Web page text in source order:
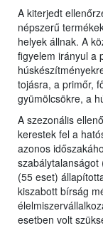
A kiterjedt
népszerű
helyek állnak. A
figyelem irányul a
tojásra, a primőr,
gyümölcsökre, a
A szezonális
kerestek fel a
azonos
(55 eset)
kiszabott bírság
esetben volt